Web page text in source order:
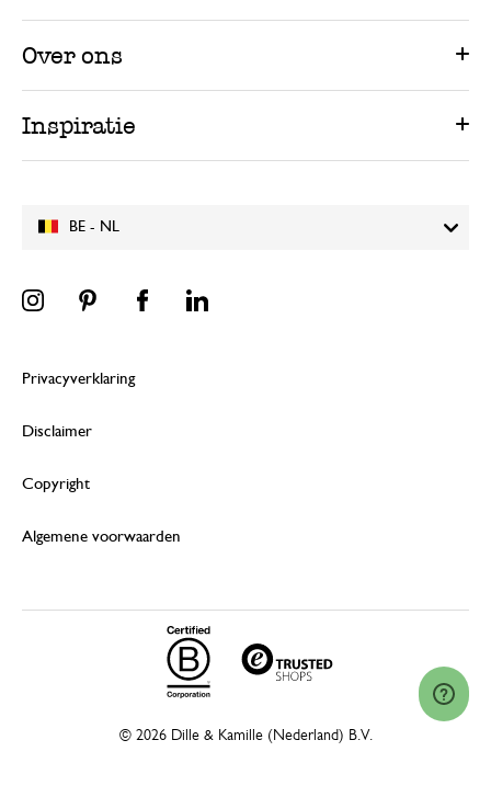
BE - NL
Over ons
Inspiratie
Privacyverklaring
Disclaimer
Copyright
Algemene voorwaarden
© 2026 Dille & Kamille (Nederland) B.V.